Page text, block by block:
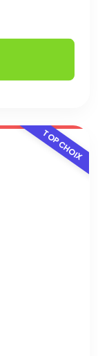
TOP CHOIX